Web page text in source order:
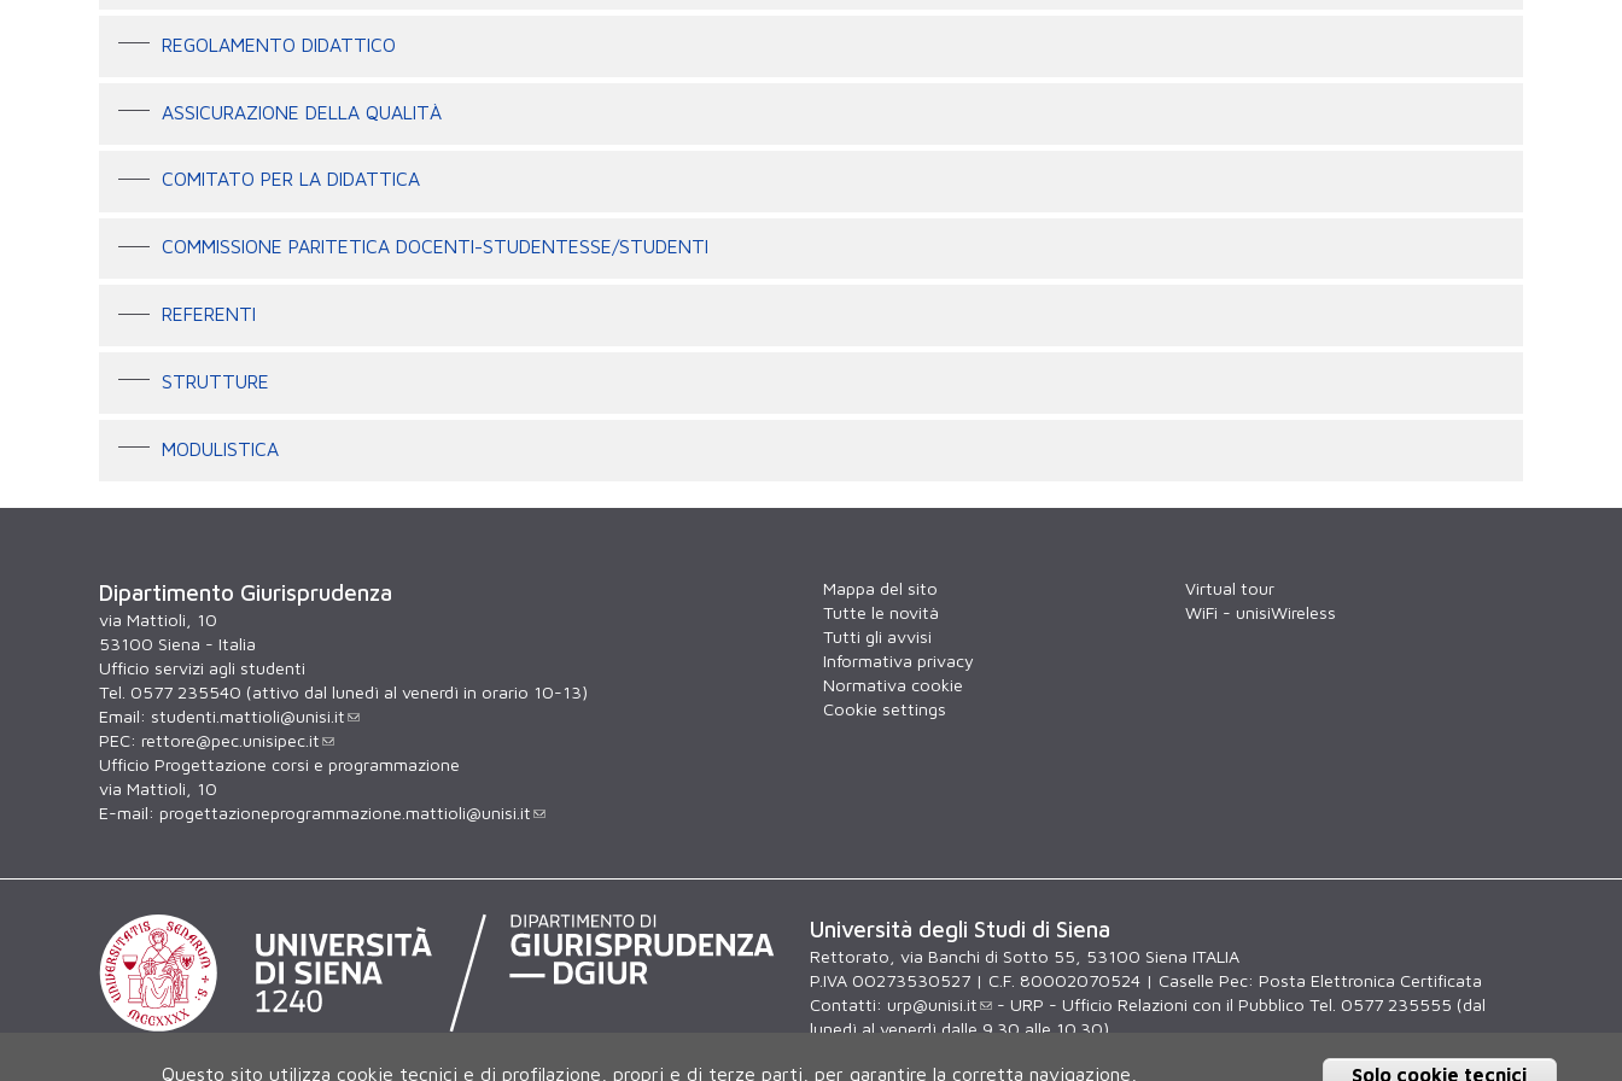
REGOLAMENTO DIDATTICO
ASSICURAZIONE DELLA QUALITÀ
COMITATO PER LA DIDATTICA
COMMISSIONE PARITETICA DOCENTI-STUDENTESSE/STUDENTI
REFERENTI
STRUTTURE
MODULISTICA
Dipartimento Giurisprudenza
via Mattioli, 10
53100 Siena - Italia
Ufficio servizi agli studenti
Tel. 0577 235540 (attivo dal lunedì al venerdì in orario 10-13)
Email: studenti.mattioli@unisi.it
PEC: rettore@pec.unisipec.it
Ufficio Progettazione corsi e programmazione
via Mattioli, 10
E-mail: progettazioneprogrammazione.mattioli@unisi.it
Mappa del sito
Tutte le novità
Tutti gli avvisi
Informativa privacy
Normativa cookie
Cookie settings
Virtual tour
WiFi - unisiWireless
Università degli Studi di Siena
Rettorato, via Banchi di Sotto 55, 53100 Siena ITALIA
P.IVA 00273530527 | C.F. 80002070524 | Caselle Pec: Posta Elettronica Certificata
Contatti: urp@unisi.it
- URP - Ufficio Relazioni con il Pubblico Tel. 0577 235555 (dal
lunedì al venerdì dalle 9.30 alle 10.30)
Questo sito utilizza cookie tecnici e di profilazione, propri e di terze parti, per garantire la corretta navigazione, Solo cookie tecnici